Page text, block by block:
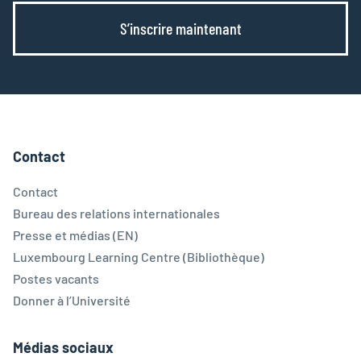
S’inscrire maintenant
Contact
Contact
Bureau des relations internationales
Presse et médias (EN)
Luxembourg Learning Centre (Bibliothèque)
Postes vacants
Donner à l’Université
Médias sociaux